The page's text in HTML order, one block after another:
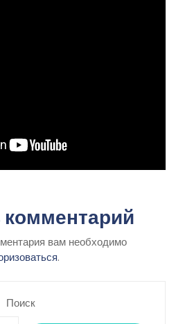
вам необходимо
.
Поиск